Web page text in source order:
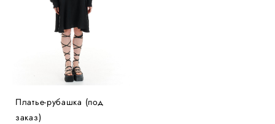
Платье-рубашка (под
заказ)